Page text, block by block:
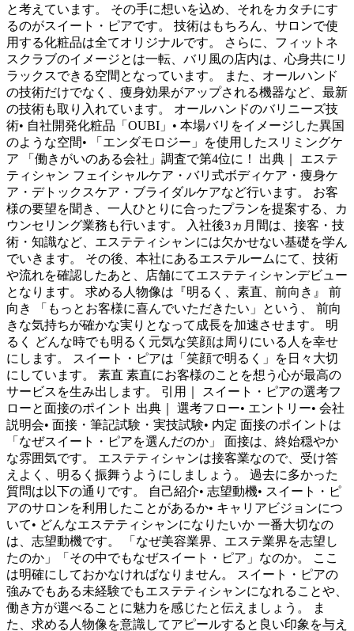
と考えています。 その手に想いを込め、それをカタチにす
るのがスイート・ピアです。 技術はもちろん、サロンで使
用する化粧品は全てオリジナルです。 さらに、フィットネ
スクラブのイメージとは一転、バリ風の店内は、心身共にリ
ラックスできる空間となっています。 また、オールハンド
の技術だけでなく、痩身効果がアップされる機器など、最新
の技術も取り入れています。 オールハンドのバリニーズ技
術• 自社開発化粧品「OUBI」• 本場バリをイメージした異国
のような空間• 「エンダモロジー」を使用したスリミングケ
ア 「働きがいのある会社」調査で第4位に！ 出典｜ エステ
ティシャン フェイシャルケア・バリ式ボディケア・痩身ケ
ア・デトックスケア・ブライダルケアなど行います。 お客
様の要望を聞き、一人ひとりに合ったプランを提案する、カ
ウンセリング業務も行います。 入社後3ヵ月間は、接客・技
術・知識など、エステティシャンには欠かせない基礎を学ん
でいきます。 その後、本社にあるエステルームにて、技術
や流れを確認したあと、店舗にてエステティシャンデビュー
となります。 求める人物像は『明るく、素直、前向き』 前
向き 「もっとお客様に喜んでいただきたい」という、 前向
きな気持ちが確かな実りとなって成長を加速させます。 明
るく どんな時でも明るく元気な笑顔は周りにいる人を幸せ
にします。 スイート・ピアは「笑顔で明るく」を日々大切
にしています。 素直 素直にお客様のことを想う心が最高の
サービスを生み出します。 引用｜ スイート・ピアの選考フ
ローと面接のポイント 出典｜ 選考フロー• エントリー• 会社
説明会• 面接・筆記試験・実技試験• 内定 面接のポイントは
「なぜスイート・ピアを選んだのか」 面接は、終始穏やか
な雰囲気です。 エステティシャンは接客業なので、受け答
えよく、明るく振舞うようにしましょう。 過去に多かった
質問は以下の通りです。 自己紹介• 志望動機• スイート・ピ
アのサロンを利用したことがあるか• キャリアビジョンにつ
いて• どんなエステティシャンになりたいか 一番大切なの
は、志望動機です。 「なぜ美容業界、エステ業界を志望し
たのか」「その中でもなぜスイート・ピア」なのか。 ここ
は明確にしておかなければなりません。 スイート・ピアの
強みでもある未経験でもエステティシャンになれることや、
働き方が選べることに魅力を感じたと伝えましょう。 ま
た、求める人物像を意識してアピールすると良い印象を与え